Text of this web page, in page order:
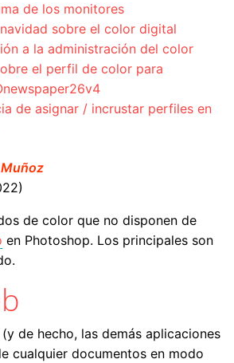
de los monitores
sobre el color digital
a la administración del color
el perfil de color para
de asignar / incrustar perfiles en
de color que no disponen de
en Photoshop. Los principales son
de hecho, las demás aplicaciones
cualquier documentos en modo